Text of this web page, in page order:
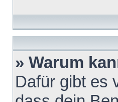
» Warum
Dafür gibt es